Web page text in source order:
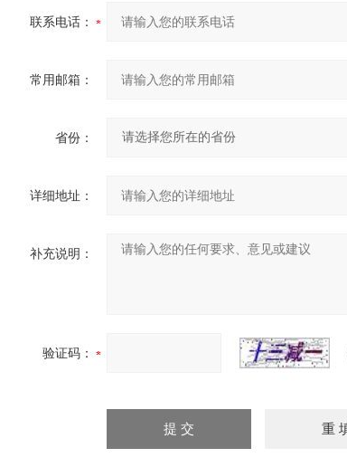
联系电话：
常用邮箱：
省份：
详细地址：
补充说明：
验证码：